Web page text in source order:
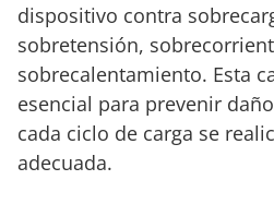
dispositivo contra
sobretensión,
sobrecalentamiento. Esta
esencial para prevenir
cada ciclo de carga se
adecuada.